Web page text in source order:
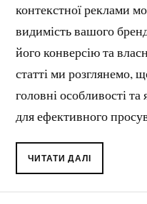
контекстної реклами
видимість вашого
його конверсію та
статті ми розглянемо,
головні особливості
для ефективного
ЧИТАТИ ДАЛІ